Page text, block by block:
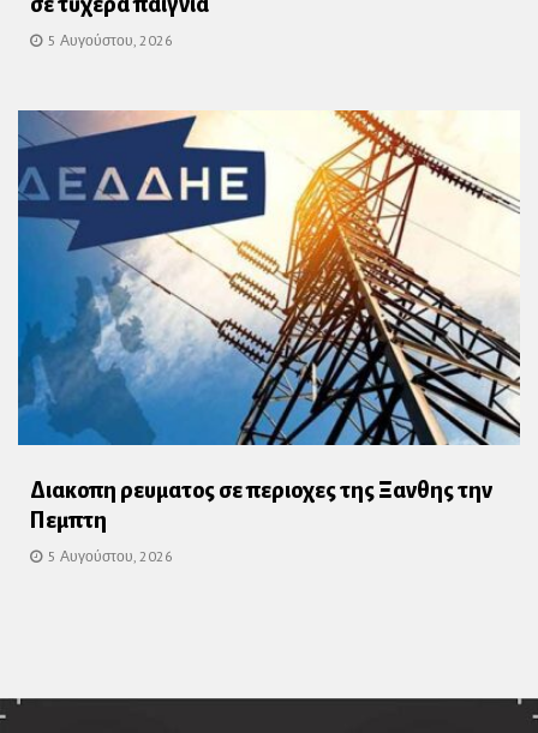
σε τυχερά παίγνια
5 Αυγούστου, 2026
Διακοπη ρευματος σε περιοχες της Ξανθης την
Πεμπτη
5 Αυγούστου, 2026